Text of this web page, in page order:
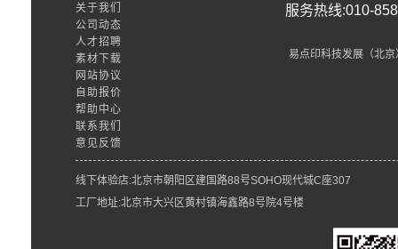
关于我们
公司动态
人才招聘
素材下载
网站协议
自助报价
帮助中心
联系我们
意见反馈
服务热线:010-
易点印科技发展（北京
线下体验店:北京市朝阳区建国路88号SOHO现代城C座307
工厂地址:北京市大兴区黄村镇海鑫路8号院4号楼